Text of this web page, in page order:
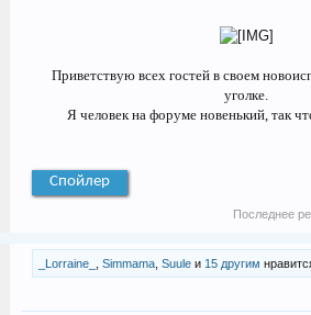
Приветствую всех гостей в своем
уголке.
Я человек на форуме новенький, так
Спойлер
Последнее
_Lorraine_ Simmama, Suuleи 15 другим